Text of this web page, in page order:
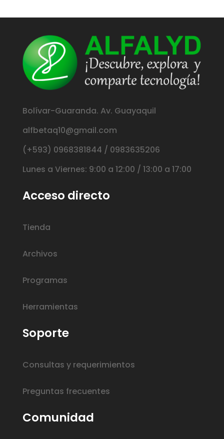
Bolívar-Guaranda. Av. Guayaquil
alfbetaq10@gmail.com
(+593) 0968381844 / 0983635206
Lunes a Viernes: 9:00 a 12:00 / 13:00 a 17:00
Acceso directo
Tienda
Archivos
Programas
Herramientas
Soporte
Consultas y requerimientos
Preguntas frecuentes
Comunidad